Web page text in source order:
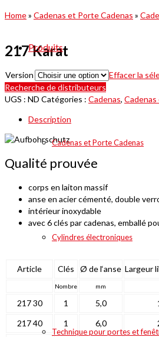
Produits
Cadenas et Porte Cadenas
Cylindres électroniques
Technique pour portes et
Home» Cadenas et Porte Cadenas »
217 Karat
Version
Effacer la
Recherche de distributeurs
UGS : ND Catégories : Cadenas,
Description
Qualité prouvée
corps en laiton massif
anse en acier cémenté, double
intérieur inoxydable
avec 6 clés par cadenas, emballé
Article Clés Ø de l‘anse Largeur
Nombre mm
217 30 1 5,0
217 40
1 6,0